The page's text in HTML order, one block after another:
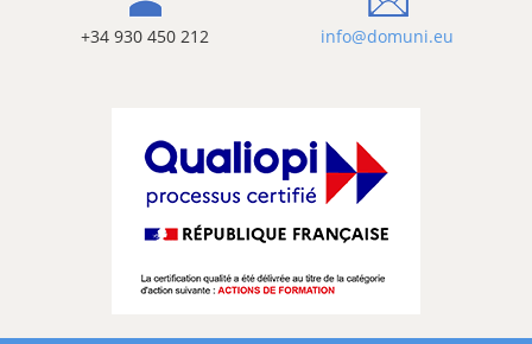
+34 930 450 212 info@domuni.eu